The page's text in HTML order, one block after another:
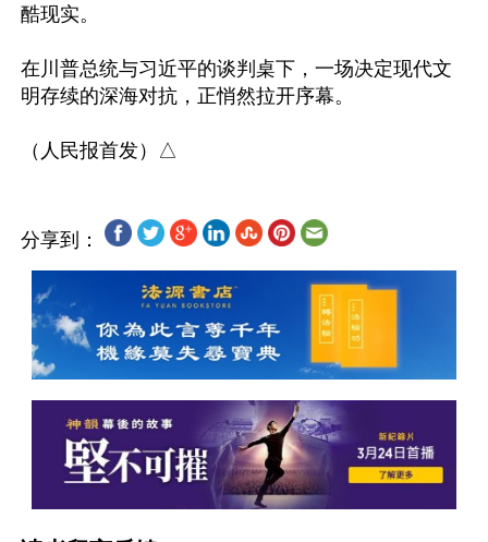
酷现实。
在川普总统与习近平的谈判桌下，一场决定现代文
明存续的深海对抗，正悄然拉开序幕。
分享到：